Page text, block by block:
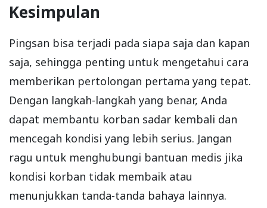
Kesimpulan
Pingsan bisa terjadi pada siapa saja dan kapan
saja, sehingga penting untuk mengetahui cara
memberikan pertolongan pertama yang tepat.
Dengan langkah-langkah yang benar, Anda
dapat membantu korban sadar kembali dan
mencegah kondisi yang lebih serius. Jangan
ragu untuk menghubungi bantuan medis jika
kondisi korban tidak membaik atau
menunjukkan tanda-tanda bahaya lainnya.